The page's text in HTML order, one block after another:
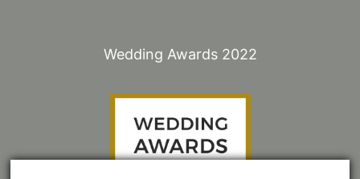
Wedding Awards 2022